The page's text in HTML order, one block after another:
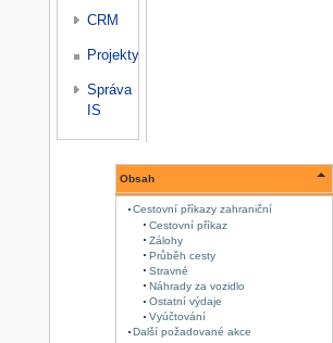
CRM
Projekty
Správa
IS
Obsah
Cestovní příkazy zahraniční
Cestovní příkaz
Zálohy
Průběh cesty
Stravné
Náhrady za vozidlo
Ostatní výdaje
Vyúčtování
Další požadované akce